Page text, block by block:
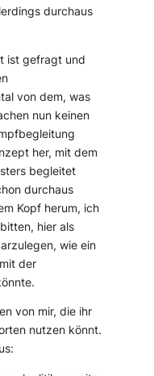
durchaus
ist gefragt und
von dem, was
nun keinen
her, mit dem
begleitet
durchaus
Kopf herum, ich
hier als
wie ein
der
von mir, die ihr
nutzen könnt.